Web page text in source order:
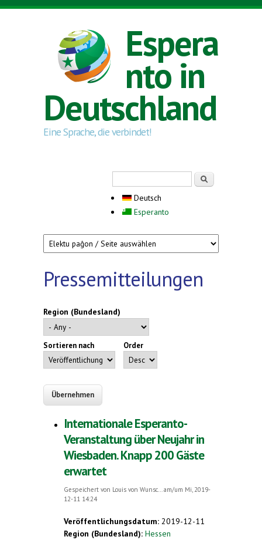
Direkt zum Inhalt
Espera
nto in
Deutschland
Eine Sprache, die verbindet!
Deutsch
Esperanto
Pressemitteilungen
Region (Bundesland)
Sortieren nach Order
Internationale Esperanto-
Veranstaltung über Neujahr in
Wiesbaden. Knapp 200 Gäste
erwartet
Gespeichert von Louis von Wunsc...am/um Mi, 2019-
12-11 14:24
Veröffentlichungsdatum: 2019-12-11
Region (Bundesland): Hessen